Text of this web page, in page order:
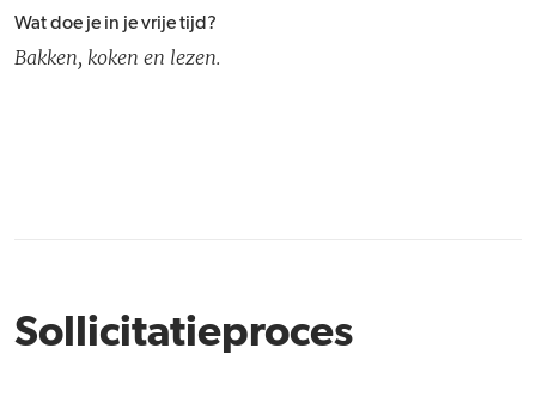
Wat doe je in je vrije tijd?
Bakken, koken en lezen.
Sollicitatieproces